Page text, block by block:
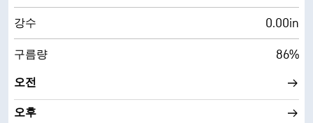
강수 0.00in
구름량 86%
오전
오후